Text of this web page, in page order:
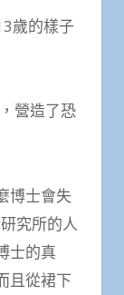
歲的樣子
營造了恐
博士會失
究所的人
士的真
且從裙下